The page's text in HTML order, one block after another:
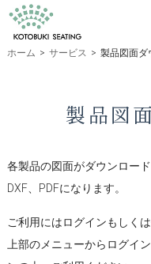
ホーム > サービス > 製品図面ダ
製品図
各製品の図面がダウンロー
DXF、PDFになります。
ご利用にはログインもしく
上部のメニューからログイ